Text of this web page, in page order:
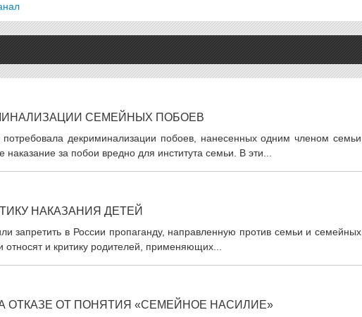
СЕМЕЙНЫХ ПОБОЕВ
декриминализации побоев, нанесенных одним членом семьи
за побои вредно для института семьи. В эти...
НАКАЗАНИЯ ДЕТЕЙ
запретить в России пропаганду, направленную против семьи и семейных
и критику родителей, применяющих...
ОТКАЗЕ ОТ ПОНЯТИЯ «СЕМЕЙНОЕ НАСИЛИЕ»